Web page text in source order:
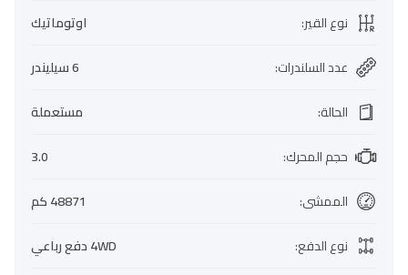
نوع القير:
اوتوماتيك
عدد السلندرات:
6 سيليندر
الحالة:
مستعملة
حجم المحرك:
3.0
الممشى:
48871 كم
نوع الدفع:
4WD دفع رباعي